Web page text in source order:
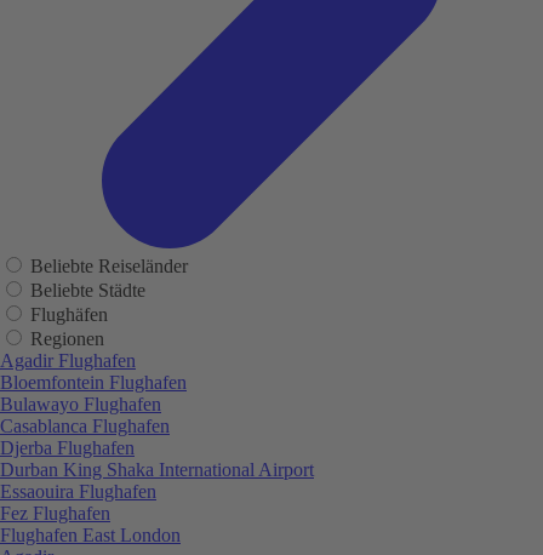
Beliebte Reiseländer
Beliebte Städte
Flughäfen
Regionen
Agadir Flughafen
Bloemfontein Flughafen
Bulawayo Flughafen
Casablanca Flughafen
Djerba Flughafen
Durban King Shaka International Airport
Essaouira Flughafen
Fez Flughafen
Flughafen East London